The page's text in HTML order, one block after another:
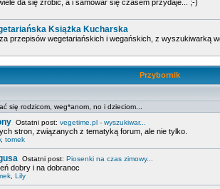
da się zrobić, a i samowar się czasem przydaje... ;-)
Książka Kucharska
przepisów wegetariańskich i wegańskich, z wyszukiwarką
Przybornik
się rodzicom, weg*anom, no i dzieciom...
Ostatni post: vegetime.pl - wyszukiwar...
stron, związanych z tematyką forum, ale nie tylko.
, tomek
Ostatni post: Piosenki na czas zimowy...
dobry i na dobranoc
Lily